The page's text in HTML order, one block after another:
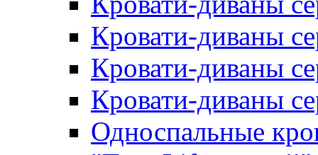
Кровати-диваны
Кровати-диваны
Кровати-диваны
Односпальные